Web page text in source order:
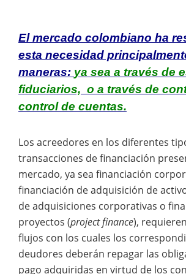
El mercado colombiano ha
esta necesidad
maneras: ya sea a través de
fiduciarios, o a través de
control de cuentas.
Los acreedores en los diferentes
transacciones de financiación
mercado, ya sea financiación
financiación de adquisición de
de adquisiciones corporativas o
proyectos (project finance),
flujos con los cuales los
deudores deberán repagar las
pago adquiridas en virtud de los